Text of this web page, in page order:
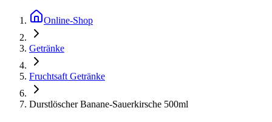
Online-Shop
Getränke
Fruchtsaft Getränke
Durstlöscher Banane-Sauerkirsche 500ml